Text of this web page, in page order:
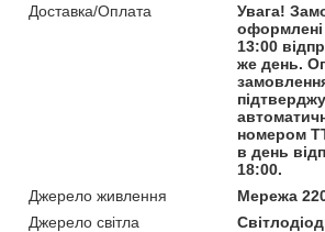
Доставка/Оплата
Увага!
оформлені
13:00
же день.
номером
в день
18:00.
Джерело живлення
Мережа
Джерело світла